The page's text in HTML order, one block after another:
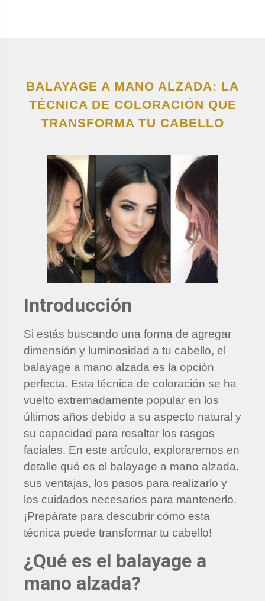
BALAYAGE A MANO ALZADA: LA
TÉCNICA DE COLORACIÓN QUE
TRANSFORMA TU CABELLO
Introducción
Si estás buscando una forma de agregar
dimensión y luminosidad a tu cabello, el
balayage a mano alzada es la opción
perfecta. Esta técnica de coloración se ha
vuelto extremadamente popular en los
últimos años debido a su aspecto natural y
su capacidad para resaltar los rasgos
faciales. En este artículo, exploraremos en
detalle qué es el balayage a mano alzada,
sus ventajas, los pasos para realizarlo y
los cuidados necesarios para mantenerlo.
¡Prepárate para descubrir cómo esta
técnica puede transformar tu cabello!
¿Qué es el balayage a
mano alzada?